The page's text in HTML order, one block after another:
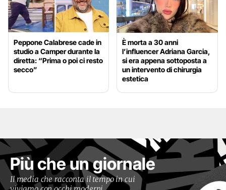
Peppone Calabrese cade in
studio a Camper durante la
diretta: “Prima o poi ci resto
secco”
È morta a 30 anni
l’influencer Adriana Garcia,
si era appena sottoposta a
un intervento di chirurgia
estetica
Più che un giornale
Il media che racconta il tempo in cui